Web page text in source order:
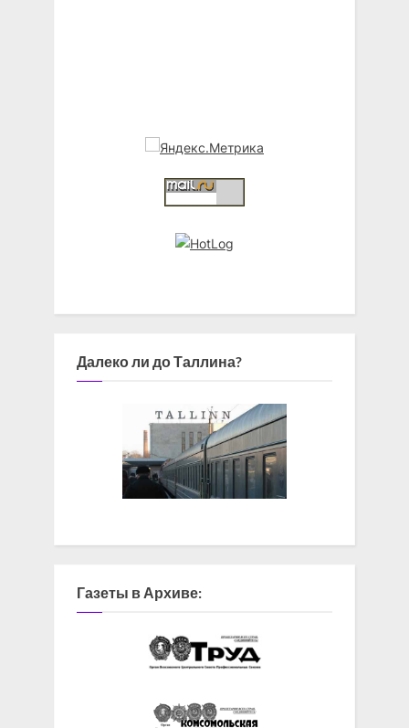
Далеко ли до Таллина?
Газеты в Архиве: